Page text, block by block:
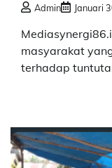
Admin Januari
masyarakat
terhadap